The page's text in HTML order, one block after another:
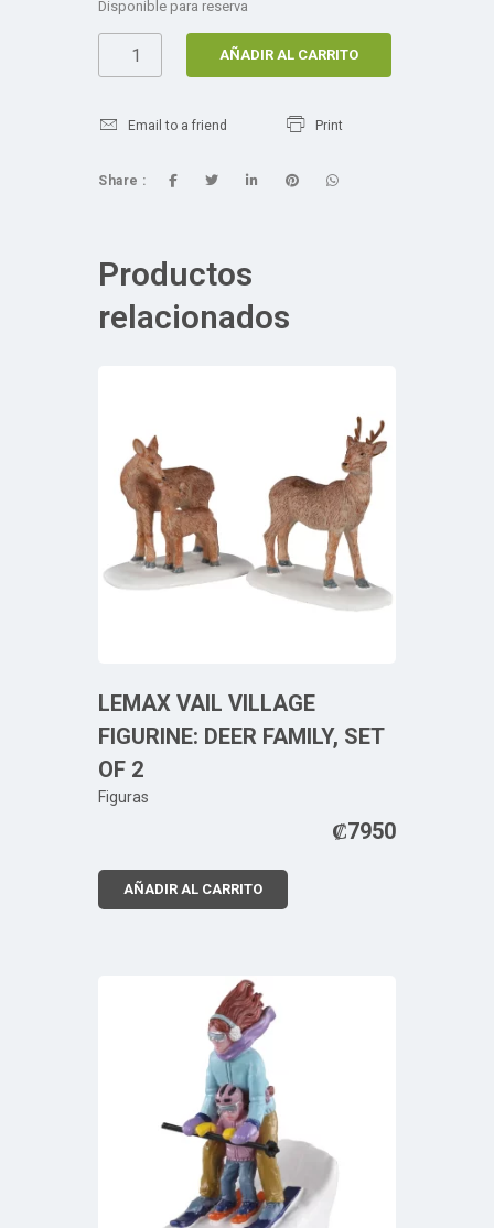
Disponible para reserva
AÑADIR AL CARRITO
Email to a friend Print
Share :
Productos
relacionados
LEMAX VAIL VILLAGE
FIGURINE: DEER FAMILY, SET
OF 2
Figuras
₡7950
AÑADIR AL CARRITO